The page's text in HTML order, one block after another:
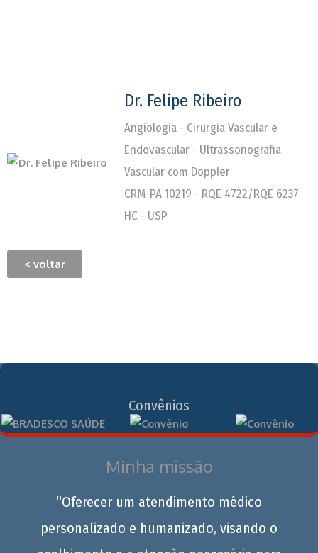
Dr. Felipe Ribeiro
Angiologia - Cirurgia Vascular e
Endovascular - Ultrassonografia
Vascular com Doppler
CRM-PA 10219 - RQE 4722/RQE 6237
HC - USP
< voltar
Convênios
Minha missão
“Oferecer um atendimento médico
personalizado e humanizado, visando o